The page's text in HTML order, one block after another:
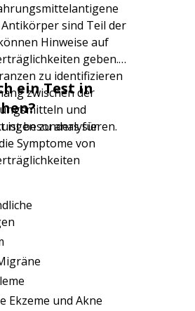
sind Teil der
Hinweise auf
geben.
zu identifizieren
zwischen der
und
zu analysieren.
ein Test in
ist besonders für
Symptome von
Ekzeme und Akne